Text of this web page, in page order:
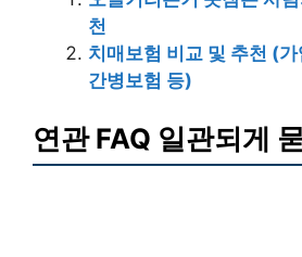
천
치매보험 비교 및 추천 (가
간병보험 등)
연관 FAQ 일관되게